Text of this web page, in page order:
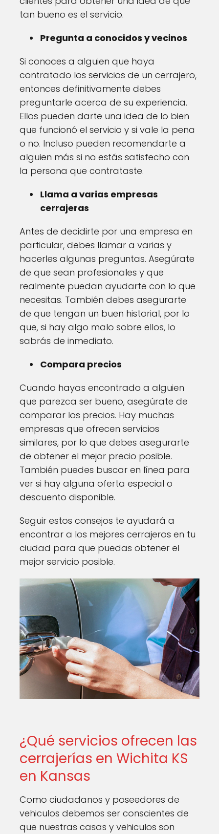
tan bueno es el servicio.
Pregunta a conocidos y vecinos
Si conoces a alguien que haya
contratado los servicios de un cerrajero,
entonces definitivamente debes
preguntarle acerca de su experiencia.
Ellos pueden darte una idea de lo bien
que funcionó el servicio y si vale la pena
o no. Incluso pueden recomendarte a
alguien más si no estás satisfecho con
la persona que contrataste.
Llama a varias empresas
cerrajeras
Antes de decidirte por una empresa en
particular, debes llamar a varias y
hacerles algunas preguntas. Asegúrate
de que sean profesionales y que
realmente puedan ayudarte con lo que
necesitas. También debes asegurarte
de que tengan un buen historial, por lo
que, si hay algo malo sobre ellos, lo
sabrás de inmediato.
Compara precios
Cuando hayas encontrado a alguien
que parezca ser bueno, asegúrate de
comparar los precios. Hay muchas
empresas que ofrecen servicios
similares, por lo que debes asegurarte
de obtener el mejor precio posible.
También puedes buscar en línea para
ver si hay alguna oferta especial o
descuento disponible.
Seguir estos consejos te ayudará a
encontrar a los mejores cerrajeros en tu
ciudad para que puedas obtener el
mejor servicio posible.
¿Qué servicios ofrecen las
cerrajerías en Wichita KS
en Kansas
Como ciudadanos y poseedores de
vehiculos debemos ser conscientes de
que nuestras casas y vehiculos son